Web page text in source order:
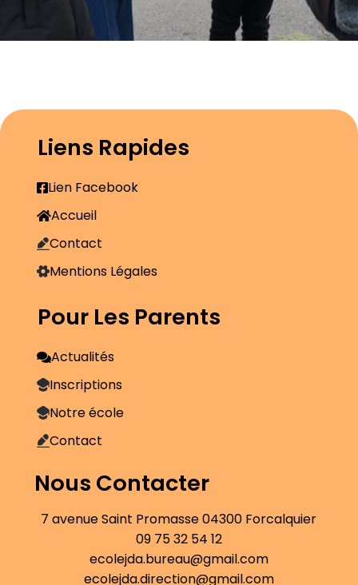
Liens Rapides
Lien Facebook
Accueil
Contact
Mentions Légales
Pour Les Parents
Actualités
Inscriptions
Notre école
Contact
Nous Contacter
7 avenue Saint Promasse 04300 Forcalquier
09 75 32 54 12
ecolejda.bureau@gmail.com
ecolejda.direction@gmail.com